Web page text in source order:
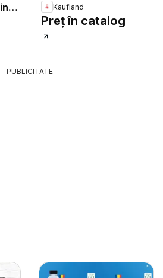
Kaufland
Preț în catalog
PUBLICITATE